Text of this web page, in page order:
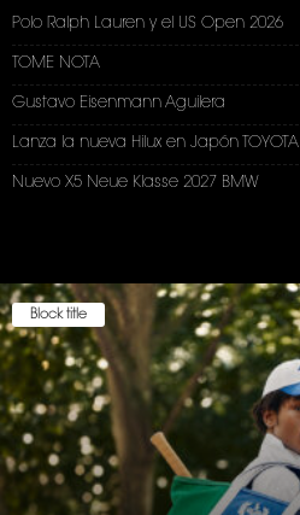
Polo Ralph Lauren y el US Open 2026
TOME NOTA
Gustavo Eisenmann Aguilera
Lanza la nueva Hilux en Japón TOYOTA
Nuevo X5 Neue Klasse 2027 BMW
Block title